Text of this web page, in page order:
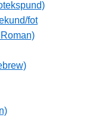
fot